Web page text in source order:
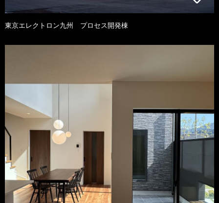
東京エレクトロン九州 プロセス開発棟